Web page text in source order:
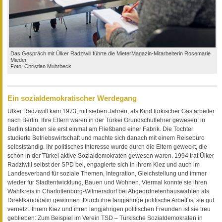
Das Gespräch mit Ülker Radziwill führte die MieterMagazin-Mitarbeiterin Rosemarie
Mieder
Foto: Christian Muhrbeck
Ein sozialdemokratischer Werdegang
Ülker Radziwill kam 1973, mit sieben Jahren, als Kind türkischer Gastarbeiter
nach Berlin. Ihre Eltern waren in der Türkei Grundschullehrer gewesen, in
Berlin standen sie erst einmal am Fließband einer Fabrik. Die Tochter
studierte Betriebswirtschaft und machte sich danach mit einem Reisebüro
selbstständig. Ihr politisches Interesse wurde durch die Eltern geweckt, die
schon in der Türkei aktive Sozialdemokraten gewesen waren. 1994 trat Ülker
Radziwill selbst der SPD bei, engagierte sich in ihrem Kiez und auch im
Landesverband für soziale Themen, Integration, Gleichstellung und immer
wieder für Stadtentwicklung, Bauen und Wohnen. Viermal konnte sie ihren
Wahlkreis in Charlottenburg-Wilmersdorf bei Abgeordnetenhauswahlen als
Direktkandidatin gewinnen. Durch ihre langjährige politische Arbeit ist sie gut
vernetzt. Ihrem Kiez und ihren langjährigen politischen Freunden ist sie treu
geblieben: Zum Beispiel im Verein TSD – Türkische Sozialdemokraten in